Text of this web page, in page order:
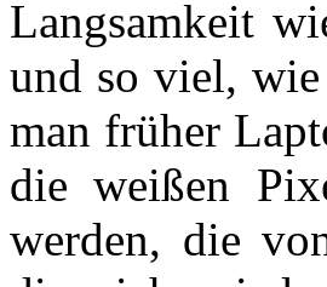
Langsamkeit
und so viel,
man früher
die weißen
werden, die